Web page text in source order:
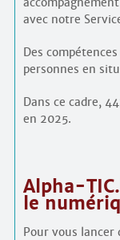
avec notre
Des
personnes en
Dans ce cadre,
en 2025.
Alpha-
le
Pour vous lancer